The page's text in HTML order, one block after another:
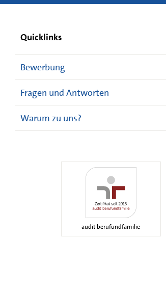
Quicklinks
Bewerbung
Fragen und Antworten
Warum zu uns?
audit berufundfamilie